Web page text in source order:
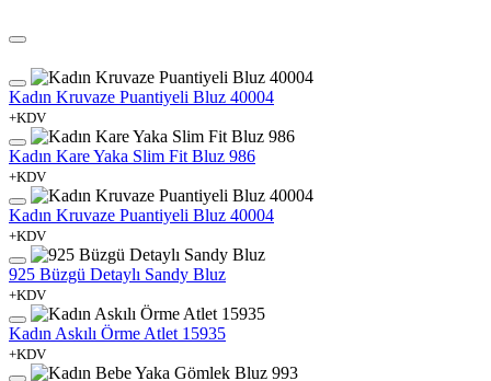
Kadın Kruvaze Puantiyeli Bluz 40004
+KDV
Kadın Kare Yaka Slim Fit Bluz 986
+KDV
Kadın Kruvaze Puantiyeli Bluz 40004
+KDV
925 Büzgü Detaylı Sandy Bluz
+KDV
Kadın Askılı Örme Atlet 15935
+KDV